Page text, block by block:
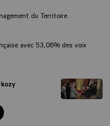
du Territoire
avec 53,06% des voix